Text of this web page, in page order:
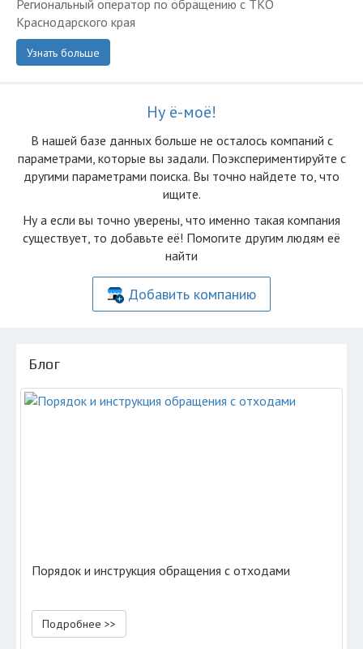
Региональный оператор по обращению с ТКО
Краснодарского края
Узнать больше
Ну ё-моё!
В нашей базе данных больше не осталоcь компаний с
параметрами, которые вы задали. Поэкспериментируйте с
другими параметрами поиска. Вы точно найдете то, что
ищите.
Ну а если вы точно уверены, что именно такая компания
существует, то добавьте её! Помогите другим людям её
найти
Добавить компанию
Блог
Порядок и инструкция обращения с отходами
Подробнее >>